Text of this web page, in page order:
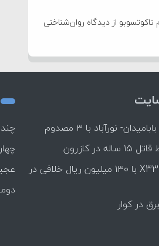
از دیدگاه روان‌شناختی
توقیف خودروی ام‌وی‌ام X33 با ۱۳۰ میلیون ریال خلافی در
در کوار